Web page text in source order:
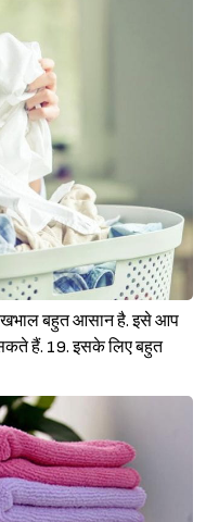
बहुत आसान है. इसे आप
हैं. 19. इसके लिए बहुत